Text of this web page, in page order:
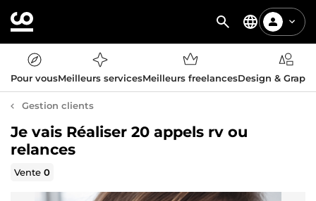
Pour vousMeilleurs servicesMeilleurs freelancesDesign &
Gestion clients
Je vais Réaliser 20 appels rv ou
relances
Vente0